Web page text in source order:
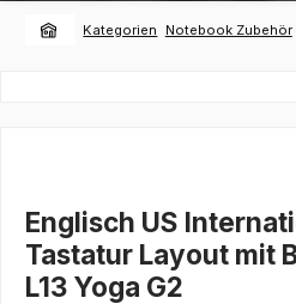
Kategorien Notebook Zubehör
Englisch US
Tastatur Layout mit
L13 Yoga G2